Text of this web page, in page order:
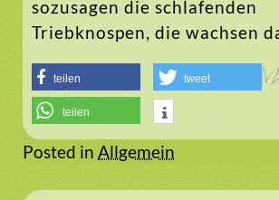
sozusagen die schlafenden
Triebknospen, die wachsen
teilen tweet
teilen
Posted in Allgemein